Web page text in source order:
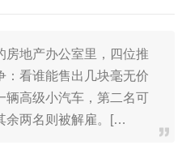
房地产办公室里，四位推
：看谁能售出几块毫无价
辆高级小汽车，第二名可
余两名则被解雇。[…